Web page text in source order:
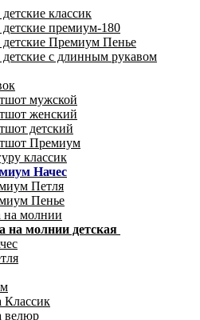
классик
премиум-180
Премиум Пенье
с длинным рукавом
мужской
женский
детский
Премиум
классик
Начес
Петля
Пенье
на молнии
на молнии детская
Классик
велюр